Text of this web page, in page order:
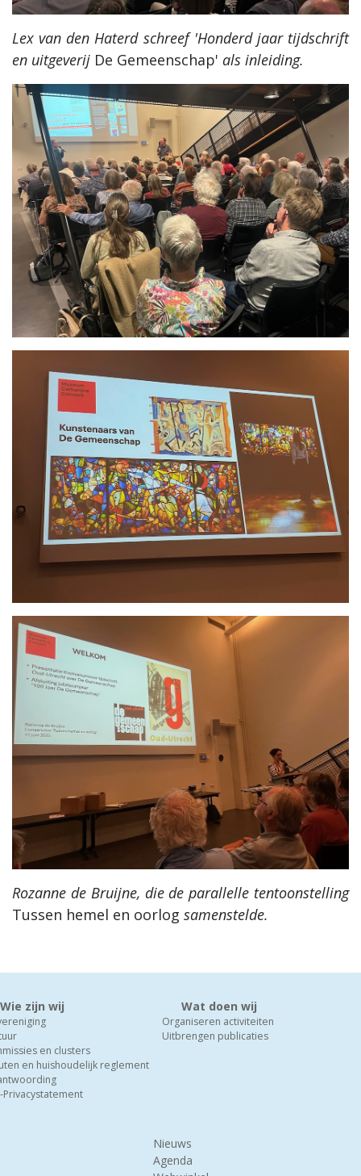
Lex van den Haterd schreef 'Honderd jaar tijdschrift
en uitgeverij De Gemeenschap' als inleiding.
Rozanne de Bruijne, die de parallelle tentoonstelling
Tussen hemel en oorlog samenstelde.
Wie zijn wij
en clusters
en huishoudelijk reglement
Privacystatement
Wat doen wij
Organiseren activiteiten
Uitbrengen publicaties
Nieuws
Agenda